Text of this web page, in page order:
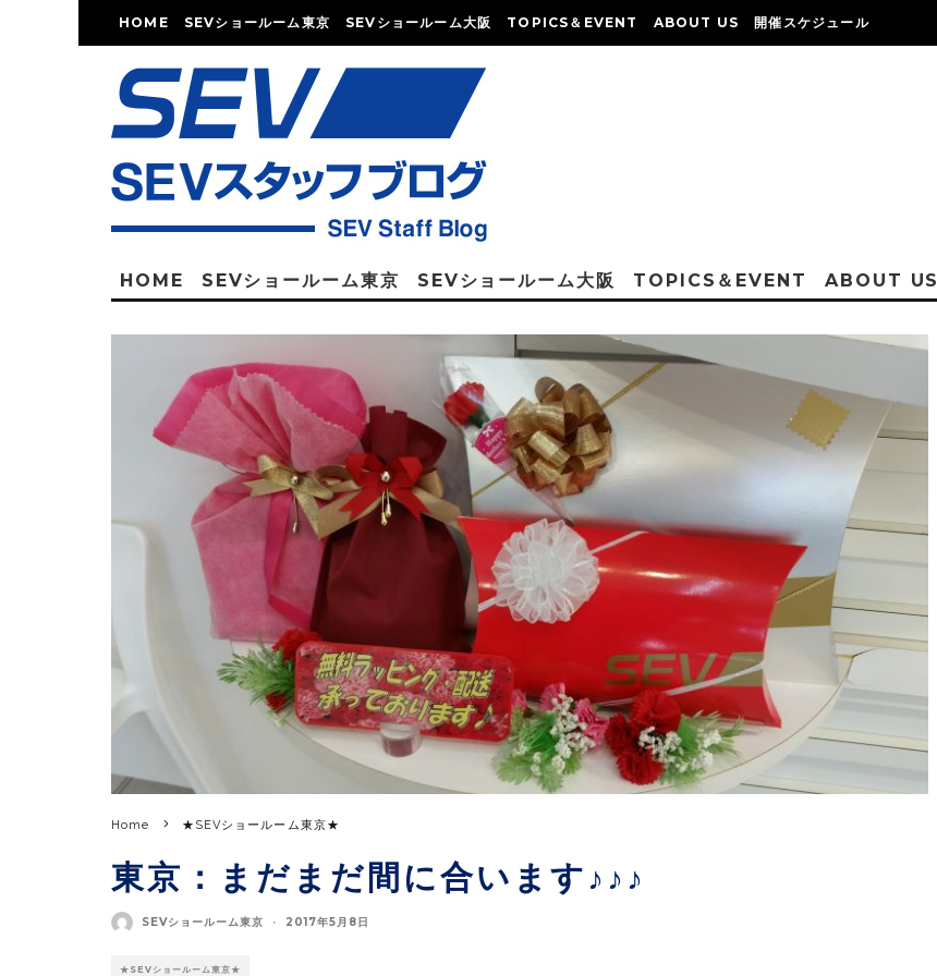
HOME SEVショールーム東京 SEVショールーム大阪 TOPICS＆EVENT ABOUT US 開催スケジュール
HOME SEVショールーム東京 SEVショールーム大阪 TOPICS＆EVENT ABOUT US
Home ★SEVショールーム東京★
東京：まだまだ間に合います♪♪♪
SEVショールーム東京 · 2017年5月8日
★SEVショールーム東京★